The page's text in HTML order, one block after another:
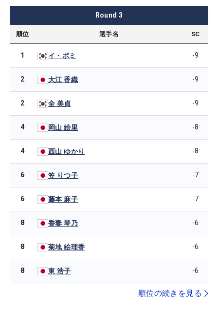
Round 3
順位 選手名 SC
1 イ・ボミ -9
2 大江 香織 -9
2 全 美貞 -9
4 岡山 絵里 -8
4 西山 ゆかり -8
6 笠 りつ子 -7
6 藤本 麻子 -7
8 香妻 琴乃 -6
8 菊地 絵理香 -6
8 東 浩子 -6
順位の続きを見る